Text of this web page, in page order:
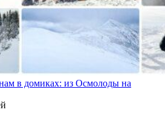
в домиках: из Осмолоды на